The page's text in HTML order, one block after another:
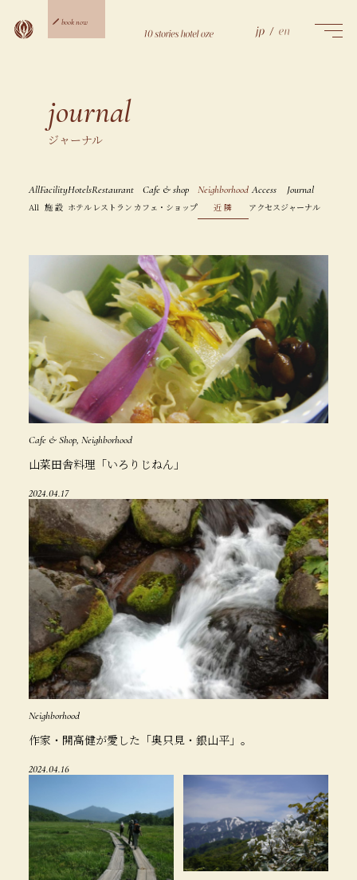
content
book now
journal
ジャーナル
All
All
Facility
施 設
Hotels
ホテル
Restaurant
レストラン
Cafe & shop
カフェ・ショップ
Neighborhood
近 隣
Access
アクセス
Journal
ジャーナル
Cafe & Shop, Neighborhood
山菜田舎料理「いろりじねん」
2024.04.17
Neighborhood
作家・開高健が愛した「奥只見・銀山平」。
2024.04.16